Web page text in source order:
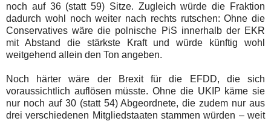
noch auf 36 (statt 59) Sitze. Zugleich würde die Fraktion
dadurch wohl noch weiter nach rechts rutschen: Ohne die
Conservatives wäre die polnische PiS innerhalb der EKR
mit Abstand die stärkste Kraft und würde künftig wohl
weitgehend allein den Ton angeben.
Noch härter wäre der Brexit für die EFDD, die sich
voraussichtlich auflösen müsste. Ohne die UKIP käme sie
nur noch auf 30 (statt 54) Abgeordnete, die zudem nur aus
drei verschiedenen Mitgliedstaaten stammen würden – weit